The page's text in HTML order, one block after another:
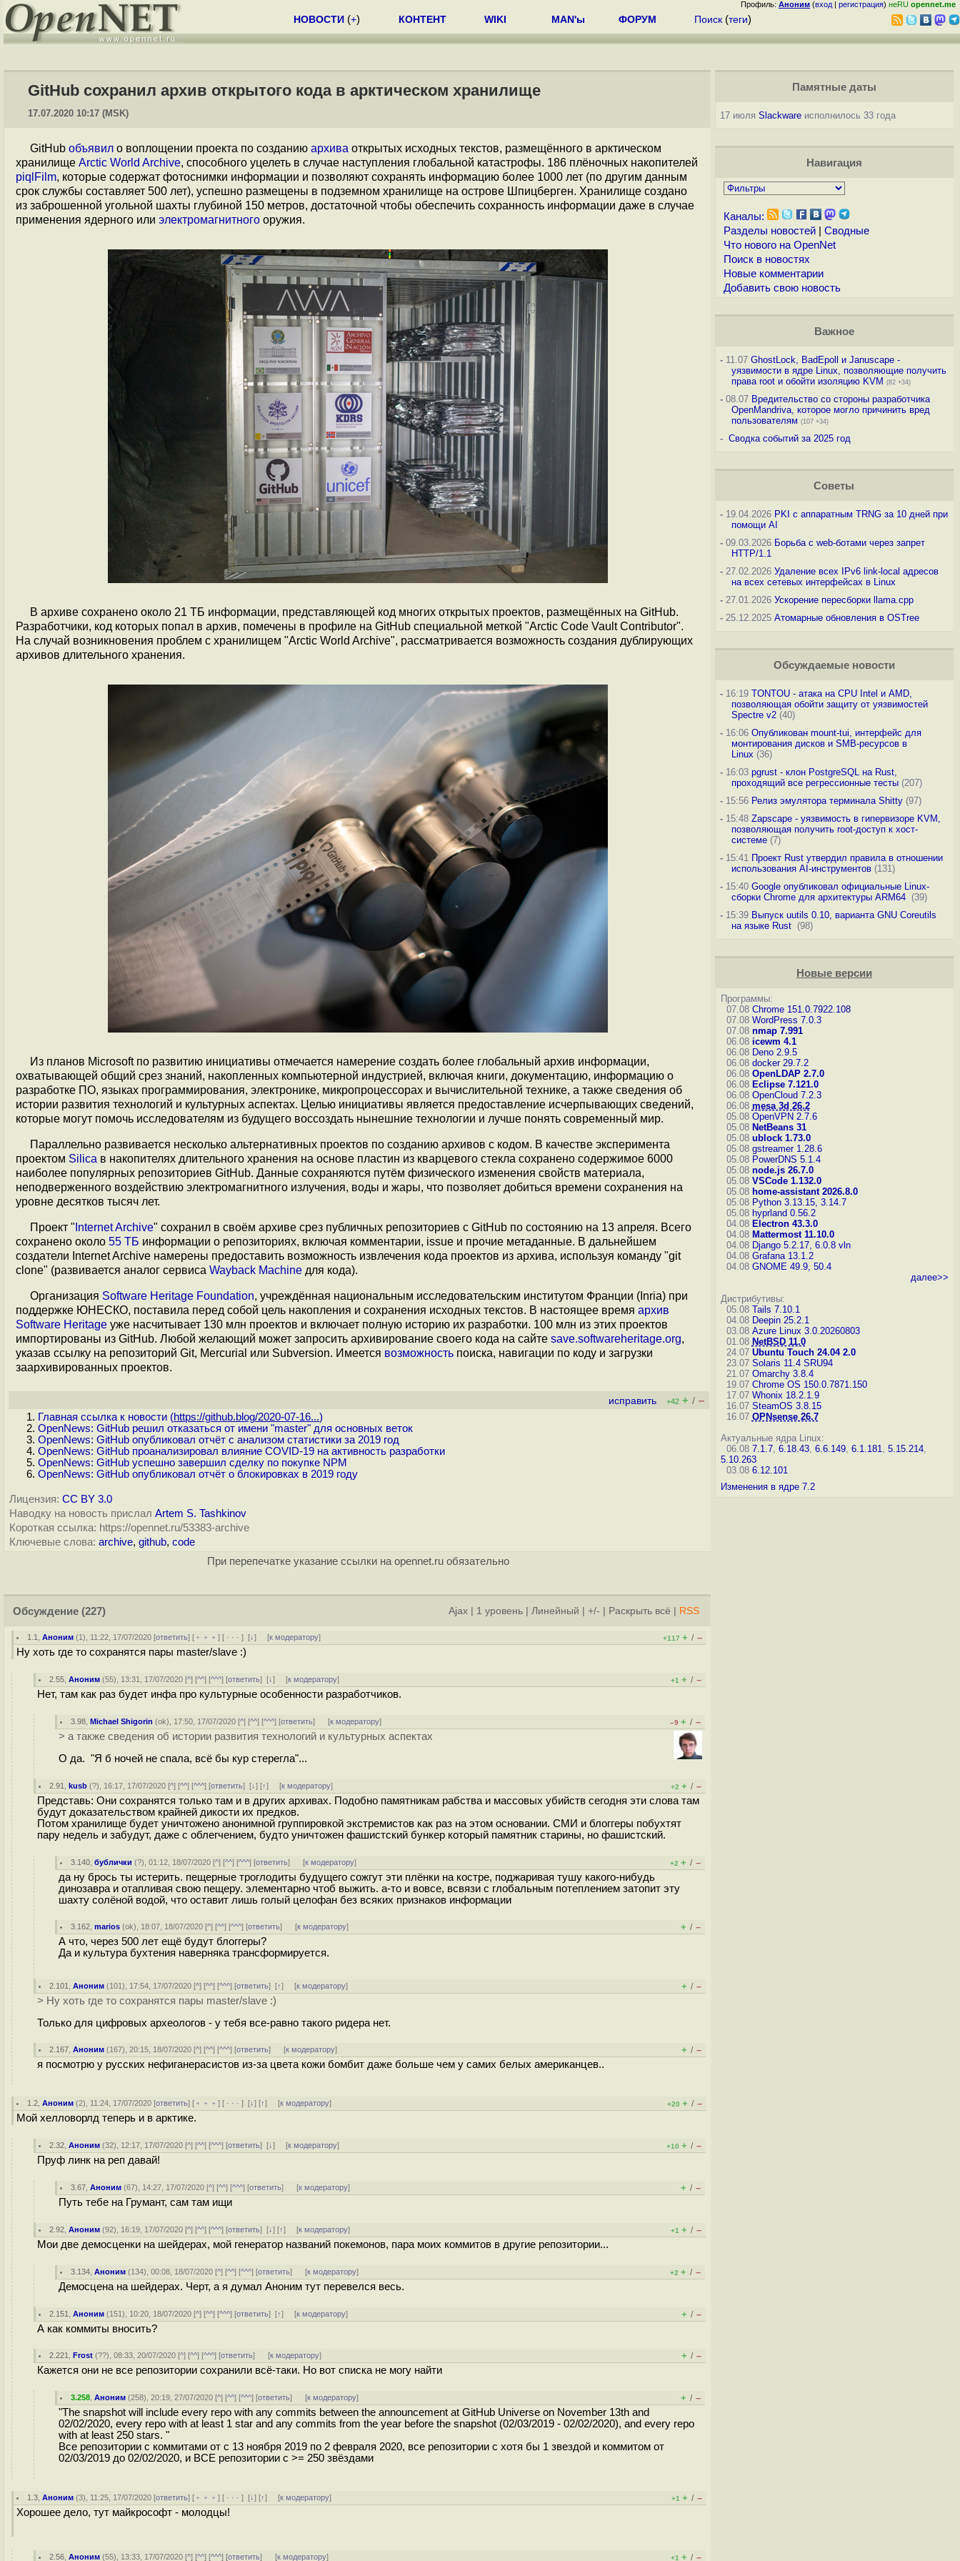
Профиль: Аноним (вход | регистрация) неRU opennet.me
НОВОСТИ (+) КОНТЕНТ WIKI MAN'ы ФОРУМ Поиск (теги)
GitHub сохранил архив открытого кода в арктическом хранилище
17.07.2020 10:17 (MSK)
GitHub объявил о воплощении проекта по созданию архива открытых исходных текстов, размещённого в арктическом
хранилище Arctic World Archive, способного уцелеть в случае наступления глобальной катастрофы. 186 плёночных накопителей
piqlFilm, которые содержат фотоснимки информации и позволяют сохранять информацию более 1000 лет (по другим данным
срок службы составляет 500 лет), успешно размещены в подземном хранилище на острове Шпицберген. Хранилище создано
из заброшенной угольной шахты глубиной 150 метров, достаточной чтобы обеспечить сохранность информации даже в случае
применения ядерного или электромагнитного оружия.
В архиве сохранено около 21 ТБ информации, представляющей код многих открытых проектов, размещённых на GitHub.
Разработчики, код которых попал в архив, помечены в профиле на GitHub специальной меткой "Arctic Code Vault Contributor".
На случай возникновения проблем с хранилищем "Arctic World Archive", рассматривается возможность создания дублирующих
архивов длительного хранения.
Из планов Microsoft по развитию инициативы отмечается намерение создать более глобальный архив информации,
охватывающей общий срез знаний, накопленных компьютерной индустрией, включая книги, документацию, информацию о
разработке ПО, языках программирования, электронике, микропроцессорах и вычислительной технике, а также сведения об
истории развития технологий и культурных аспектах. Целью инициативы является предоставление исчерпывающих сведений,
которые могут помочь исследователям из будущего воссоздать нынешние технологии и лучше понять современный мир.
Параллельно развивается несколько альтернативных проектов по созданию архивов с кодом. В качестве эксперимента
проектом Silica в накопителях длительного хранения на основе пластин из кварцевого стекла сохранено содержимое 6000
наиболее популярных репозиториев GitHub. Данные сохраняются путём физического изменения свойств материала,
неподверженного воздействию электромагнитного излучения, воды и жары, что позволяет добиться времени сохранения на
уровне десятков тысяч лет.
Проект " Internet Archive" сохранил в своём архиве срез публичных репозиториев с GitHub по состоянию на 13 апреля. Всего
сохранено около 55 ТБ информации о репозиториях, включая комментарии, issue и прочие метаданные. В дальнейшем
создатели Internet Archive намерены предоставить возможность извлечения кода проектов из архива, используя команду "git
clone" (развивается аналог сервиса Wayback Machine для кода).
Организация Software Heritage Foundation, учреждённая национальным исследовательским институтом Франции (Inria) при
поддержке ЮНЕСКО, поставила перед собой цель накопления и сохранения исходных текстов. В настоящее время архив
Software Heritage уже насчитывает 130 млн проектов и включает полную историю их разработки. 100 млн из этих проектов
импортированы из GitHub. Любой желающий может запросить архивирование своего кода на сайте save.softwareheritage.org,
указав ссылку на репозиторий Git, Mercurial или Subversion. Имеется возможность поиска, навигации по коду и загрузки
заархивированных проектов.
исправить +42 + / –
Главная ссылка к новости (https://github.blog/2020-07-16...)
OpenNews: GitHub решил отказаться от имени "master" для основных веток
OpenNews: GitHub опубликовал отчёт с анализом статистики за 2019 год
OpenNews: GitHub проанализировал влияние COVID-19 на активность разработки
OpenNews: GitHub успешно завершил сделку по покупке NPM
OpenNews: GitHub опубликовал отчёт о блокировках в 2019 году
Лицензия: CC BY 3.0
Наводку на новость прислал Artem S. Tashkinov
Короткая ссылка: https://opennet.ru/53383-archive
Ключевые слова: archive, github, code
При перепечатке указание ссылки на opennet.ru обязательно
Обсуждение (227) Ajax 1 уровень Линейный +/- Раскрыть всё RSS
1.1 ,Аноним (1), 11:22, 17/07/2020 [ответить] [ ﹢﹢﹢] [ · · ·][↓] [к модератору] +117 + / –
Ну хоть где то сохранятся пары master/slave :)
2.55 ,Аноним (55), 13:31, 17/07/2020 [^] [^^] [^^^] [ответить][↓] [к модератору] +1 + / –
Нет, там как раз будет инфа про культурные особенности разработчиков.
3.98 ,Michael Shigorin (ok), 17:50, 17/07/2020 [^] [^^] [^^^] [ответить] [к модератору] –9 + / –
> а также сведения об истории развития технологий и культурных аспектах
О да. "Я б ночей не спала, всё бы кур стерегла"...
2.91 ,kusb (?), 16:17, 17/07/2020 [^] [^^] [^^^] [ответить][↓] [↑] [к модератору] +2 + / –
Представь: Они сохранятся только там и в других архивах. Подобно памятникам рабства и массовых убийств сегодня эти слова там
будут доказательством крайней дикости их предков.
Потом хранилище будет уничтожено анонимной группировкой экстремистов как раз на этом основании. СМИ и блоггеры побухтят
пару недель и забудут, даже с облегчением, будто уничтожен фашистский бункер который памятник старины, но фашистский.
3.140 ,бублички (?), 01:12, 18/07/2020 [^] [^^] [^^^] [ответить] [к модератору] +2 + / –
да ну брось ты истерить. пещерные троглодиты будущего сожгут эти плёнки на костре, поджаривая тушу какого-нибудь
динозавра и отапливая свою пещеру. элементарно чтоб выжить. а-то и вовсе, всвязи с глобальным потеплением затопит эту
шахту солёной водой, что оставит лишь голый целофан без всяких признаков информации
3.162 ,marios (ok), 18:07, 18/07/2020 [^] [^^] [^^^] [ответить] [к модератору] + / –
А что, через 500 лет ещё будут блоггеры?
Да и культура бухтения наверняка трансформируется.
2.101 ,Аноним (101), 17:54, 17/07/2020 [^] [^^] [^^^] [ответить][↑] [к модератору] + / –
> Ну хоть где то сохранятся пары master/slave :)
Только для цифровых археологов - у тебя все-равно такого ридера нет.
2.167 ,Аноним (167), 20:15, 18/07/2020 [^] [^^] [^^^] [ответить] [к модератору] + / –
я посмотрю у русских нефиганерасистов из-за цвета кожи бомбит даже больше чем у самих белых американцев..
1.2 ,Аноним (2), 11:24, 17/07/2020 [ответить] [ ﹢﹢﹢] [ · · ·][↓] [↑] [к модератору] +20 + / –
Мой хелловорлд теперь и в арктике.
2.32 ,Аноним (32), 12:17, 17/07/2020 [^] [^^] [^^^] [ответить][↓] [к модератору] +10 + / –
Пруф линк на реп давай!
3.67 ,Аноним (67), 14:27, 17/07/2020 [^] [^^] [^^^] [ответить] [к модератору] + / –
Путь тебе на Грумант, сам там ищи
2.92 ,Аноним (92), 16:19, 17/07/2020 [^] [^^] [^^^] [ответить][↓] [↑] [к модератору] +1 + / –
Мои две демосценки на шейдерах, мой генератор названий покемонов, пара моих коммитов в другие репозитории...
3.134 ,Аноним (134), 00:08, 18/07/2020 [^] [^^] [^^^] [ответить] [к модератору] +2 + / –
Демосцена на шейдерах. Черт, а я думал Аноним тут перевелся весь.
2.151 ,Аноним (151), 10:20, 18/07/2020 [^] [^^] [^^^] [ответить][↑] [к модератору] + / –
А как коммиты вносить?
2.221 ,Frost (??), 08:33, 20/07/2020 [^] [^^] [^^^] [ответить] [к модератору] + / –
Кажется они не все репозитории сохранили всё-таки. Но вот списка не могу найти
3.258 ,Аноним (258), 20:19, 27/07/2020 [^] [^^] [^^^] [ответить] [к модератору] + / –
"The snapshot will include every repo with any commits between the announcement at GitHub Universe on November 13th and
02/02/2020, every repo with at least 1 star and any commits from the year before the snapshot (02/03/2019 - 02/02/2020), and every repo
with at least 250 stars. "
Все репозитории с коммитами от с 13 ноября 2019 по 2 февраля 2020, все репозитории с хотя бы 1 звездой и коммитом от
02/03/2019 до 02/02/2020, и ВСЕ репозитории с >= 250 звёздами
1.3 ,Аноним (3), 11:25, 17/07/2020 [ответить] [ ﹢﹢﹢] [ · · ·][↓] [↑] [к модератору] +1 + / –
Хорошее дело, тут майкрософт - молодцы!
2.56 ,Аноним (55), 13:33, 17/07/2020 [^] [^^] [^^^] [ответить] [к модератору] +1 + / –
Памятные даты
17 июля Slackwareисполнилось 33 года
Навигация
Каналы:
Разделы новостей| Сводные
Что нового на OpenNet
Поиск в новостях
Новые комментарии
Добавить свою новость
Важное
-11.07 GhostLock, BadEpoll и Januscape -
уязвимости в ядре Linux, позволяющие получить
права root и обойти изоляцию KVM (82 +34)
-08.07 Вредительство со стороны разработчика
OpenMandriva, которое могло причинить вред
пользователям (107 +34)
- Сводка событий за 2025 год
Советы
-19.04.2026 PKI с аппаратным TRNG за 10 дней при
помощи AI
-09.03.2026 Борьба с web-ботами через запрет
HTTP/1.1
-27.02.2026 Удаление всех IPv6 link-local адресов
на всех сетевых интерфейсах в Linux
-27.01.2026 Ускорение пересборки llama.cpp
-25.12.2025 Атомарные обновления в OSTree
Обсуждаемые новости
-16:19 TONTOU - атака на CPU Intel и AMD,
позволяющая обойти защиту от уязвимостей
Spectre v2(40)
-16:06 Опубликован mount-tui, интерфейс для
монтирования дисков и SMB-ресурсов в
Linux (36)
-16:03 pgrust - клон PostgreSQL на Rust,
проходящий все регрессионные тесты(207)
-15:56 Релиз эмулятора терминала Shitty(97)
-15:48 Zapscape - уязвимость в гипервизоре KVM,
позволяющая получить root-доступ к хост-
системе(7)
-15:41 Проект Rust утвердил правила в отношении
использования AI-инструментов(131)
-15:40 Google опубликовал официальные Linux-
сборки Chrome для архитектуры ARM64 (39)
-15:39 Выпуск uutils 0.10, варианта GNU Coreutils
на языке Rust (98)
Новые версии
Программы:
07.08 Chrome 151.0.7922.108
07.08 WordPress 7.0.3
07.08 nmap 7.991
06.08 icewm 4.1
06.08 Deno 2.9.5
06.08 docker 29.7.2
06.08 OpenLDAP 2.7.0
06.08 Eclipse 7.121.0
06.08 OpenCloud 7.2.3
06.08 mesa 3d 26.2
05.08 OpenVPN 2.7.6
05.08 NetBeans 31
05.08 ublock 1.73.0
05.08 gstreamer 1.28.6
05.08 PowerDNS 5.1.4
05.08 node.js 26.7.0
05.08 VSCode 1.132.0
05.08 home-assistant 2026.8.0
05.08 Python 3.13.15, 3.14.7
05.08 hyprland 0.56.2
04.08 Electron 43.3.0
04.08 Mattermost 11.10.0
04.08 Django 5.2.17, 6.0.8 vln
04.08 Grafana 13.1.2
04.08 GNOME 49.9, 50.4
далее>>
Дистрибутивы:
05.08 Tails 7.10.1
04.08 Deepin 25.2.1
03.08 Azure Linux 3.0.20260803
01.08 NetBSD 11.0
24.07 Ubuntu Touch 24.04 2.0
23.07 Solaris 11.4 SRU94
21.07 Omarchy 3.8.4
19.07 Chrome OS 150.0.7871.150
17.07 Whonix 18.2.1.9
16.07 SteamOS 3.8.15
16.07 OPNsense 26.7
Актуальные ядра Linux:
06.08 7.1.7, 6.18.43, 6.6.149, 6.1.181, 5.15.214,
5.10.263
03.08 6.12.101
Изменения в ядре 7.2